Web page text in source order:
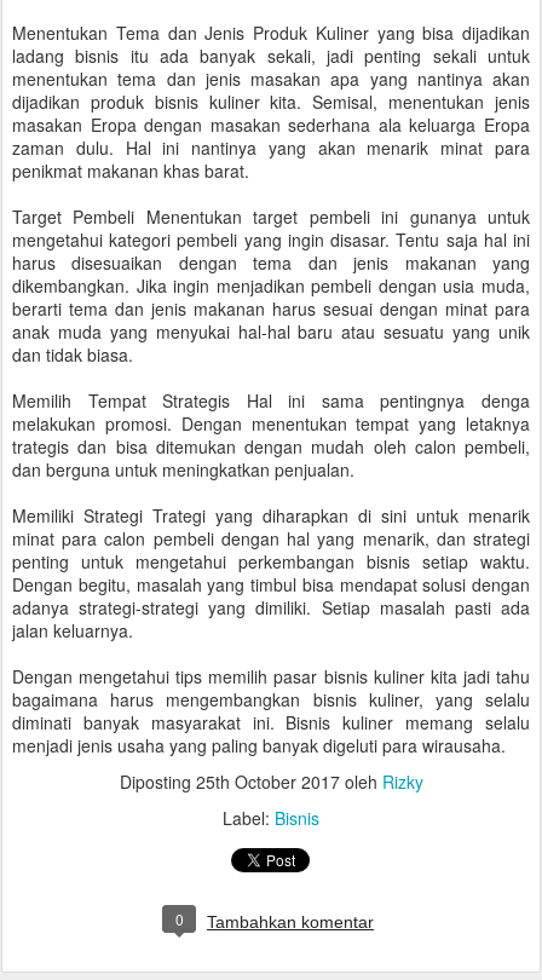
Menentukan Tema dan Jenis Produk Kuliner yang bisa dijadikan
ladang bisnis itu ada banyak sekali, jadi penting sekali untuk
menentukan tema dan jenis masakan apa yang nantinya akan
dijadikan produk bisnis kuliner kita. Semisal, menentukan jenis
masakan Eropa dengan masakan sederhana ala keluarga Eropa
zaman dulu. Hal ini nantinya yang akan menarik minat para
penikmat makanan khas barat.
Target Pembeli Menentukan target pembeli ini gunanya untuk
mengetahui kategori pembeli yang ingin disasar. Tentu saja hal ini
harus disesuaikan dengan tema dan jenis makanan yang
dikembangkan. Jika ingin menjadikan pembeli dengan usia muda,
berarti tema dan jenis makanan harus sesuai dengan minat para
anak muda yang menyukai hal-hal baru atau sesuatu yang unik
dan tidak biasa.
Memilih Tempat Strategis Hal ini sama pentingnya denga
melakukan promosi. Dengan menentukan tempat yang letaknya
trategis dan bisa ditemukan dengan mudah oleh calon pembeli,
dan berguna untuk meningkatkan penjualan.
Memiliki Strategi Trategi yang diharapkan di sini untuk menarik
minat para calon pembeli dengan hal yang menarik, dan strategi
penting untuk mengetahui perkembangan bisnis setiap waktu.
Dengan begitu, masalah yang timbul bisa mendapat solusi dengan
adanya strategi-strategi yang dimiliki. Setiap masalah pasti ada
jalan keluarnya.
Dengan mengetahui tips memilih pasar bisnis kuliner kita jadi tahu
bagaimana harus mengembangkan bisnis kuliner, yang selalu
diminati banyak masyarakat ini. Bisnis kuliner memang selalu
menjadi jenis usaha yang paling banyak digeluti para wirausaha.
Diposting 25th October 2017oleh Rizky
Label: Bisnis
0 Tambahkan komentar